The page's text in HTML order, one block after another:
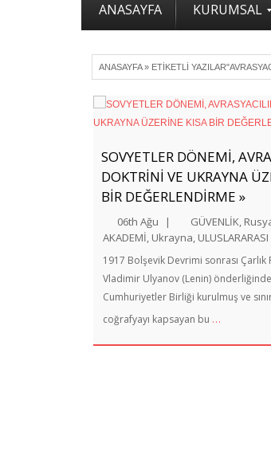
ANASAYFA KURUMSAL
ANASAYFA» ETIKETLI
SOVYETLER DÖNEMİ,
DOKTRİNİ VE UKRAYNA
BİR DEĞERLENDİRME »
06th Ağu | GÜVENLİK,
AKADEMİ, Ukrayna,
1917 Bolşevik Devrimi sonrası Çarlık
Vladimir Ulyanov (Lenin)
Cumhuriyetler Birliği kurulmuş ve
coğrafyayı kapsayan bu …